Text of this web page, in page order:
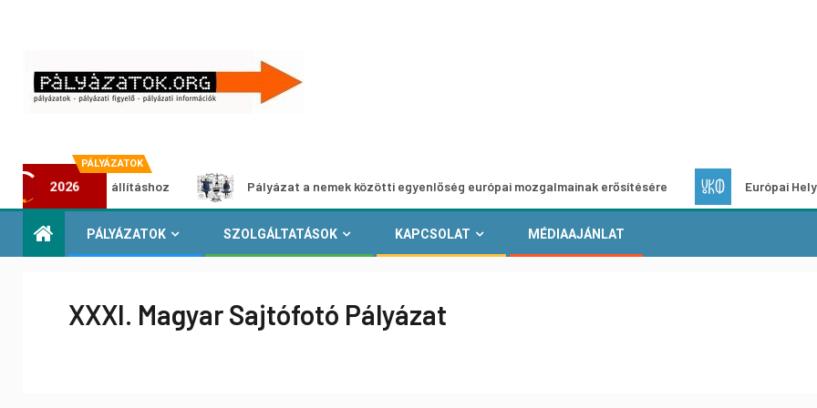
PÁLYÁZATOK
2026
kiállításhoz Pályázat a nemek közötti egyenlőség európai mozgalmainak erősítésére Európai Helyi Kultúra
PÁLYÁZATOK SZOLGÁLTATÁSOK KAPCSOLAT MÉDIAAJÁNLAT
XXXI. Magyar Sajtófotó Pályázat